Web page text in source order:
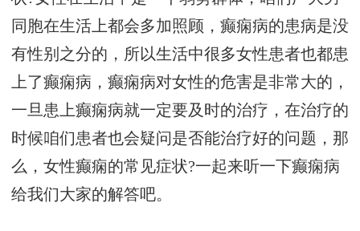
同胞在生活上都会多加照顾，癫痫病的患病是没
有性别之分的，所以生活中很多女性患者也都患
上了癫痫病，癫痫病对女性的危害是非常大的，
一旦患上癫痫病就一定要及时的治疗，在治疗的
时候咱们患者也会疑问是否能治疗好的问题，那
么，女性癫痫的常见症状?一起来听一下癫痫病
给我们大家的解答吧。